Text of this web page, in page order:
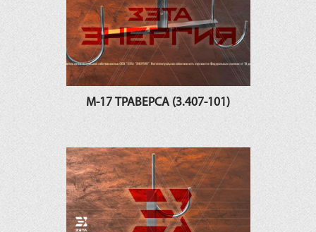
М-17 ТРАВЕРСА (3.407-101)